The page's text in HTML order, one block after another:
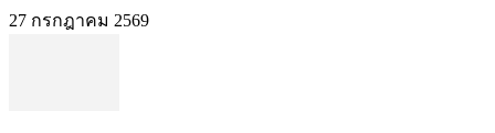
27 กรกฎาคม 2569